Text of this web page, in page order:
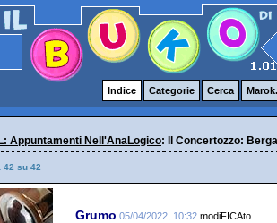
Indice Categorie Cerca
Appuntamenti Nell'AnaLogico: Il Concertozzo:
42 su 42
Grumo 05/04/2022, 10:32 modiFICAto